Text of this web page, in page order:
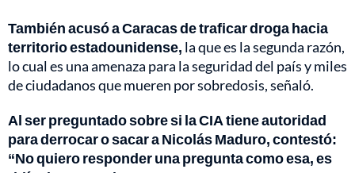
También acusó a Caracas de traficar droga hacia
territorio estadounidense, la que es la segunda razón,
lo cual es una amenaza para la seguridad del país y miles
de ciudadanos que mueren por sobredosis, señaló.
Al ser preguntado sobre si la CIA tiene autoridad
para derrocar o sacar a Nicolás Maduro, contestó:
“No quiero responder una pregunta como esa, es